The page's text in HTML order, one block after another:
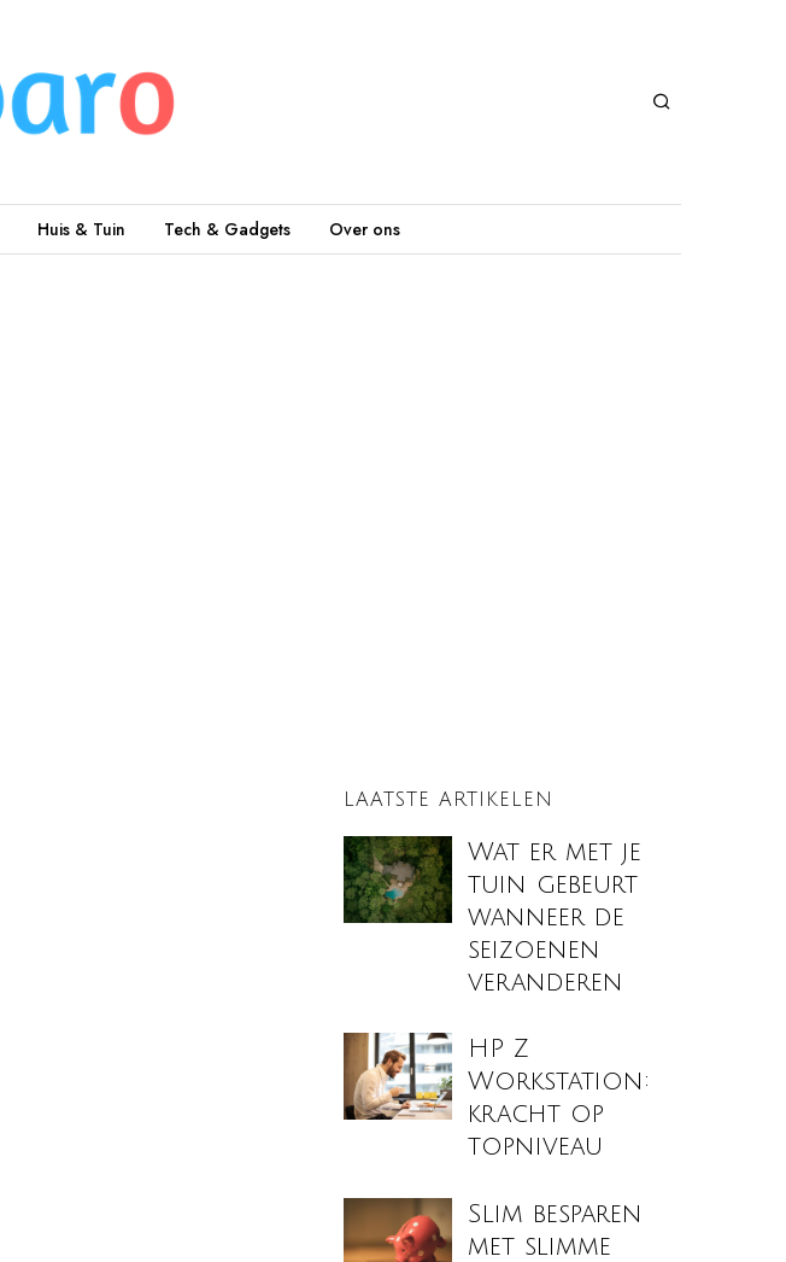
Huis & Tuin Tech & Gadgets Over ons
LAATSTE ARTIKELEN
Wat er met je
tuin gebeurt
wanneer de
seizoenen
veranderen
HP Z
Workstation:
kracht op
topniveau
Slim besparen
met slimme